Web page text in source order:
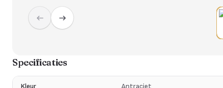
Specificaties
Kleur Antraciet